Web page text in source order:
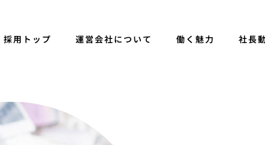
採用トップ 運営会社について 働く魅力 社長